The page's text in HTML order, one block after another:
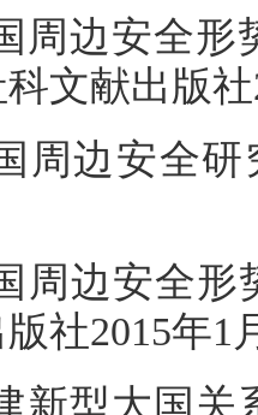
周边安全
文献出版
周边安全
周边安全形
社2015年1
新型大国